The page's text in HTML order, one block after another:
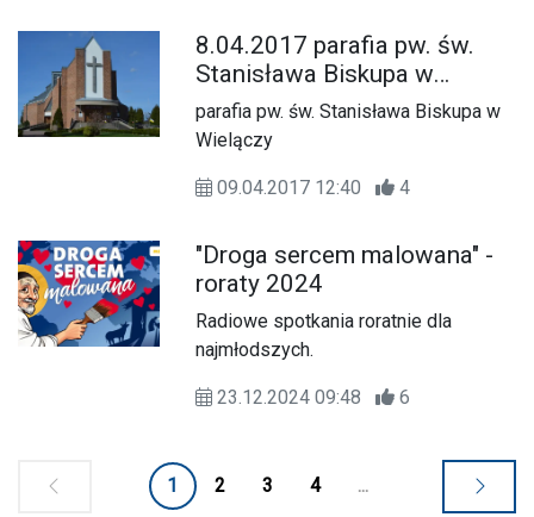
8.04.2017 parafia pw. św.
Stanisława Biskupa w
Wielączy
parafia pw. św. Stanisława Biskupa w
Wielączy
09.04.2017 12:40 4
"Droga sercem malowana" -
roraty 2024
Radiowe spotkania roratnie dla
najmłodszych.
23.12.2024 09:48 6
1 2 3 4 ...